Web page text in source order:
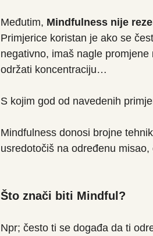
Međutim, Mindfulness nije
Primjerice koristan je ako se
negativno, imaš nagle
održati koncentraciju…
S kojim god od navedenih
Mindfulness donosi brojne
usredotočiš na određenu
Što znači biti Mindful?
Npr; često ti se događa da ti